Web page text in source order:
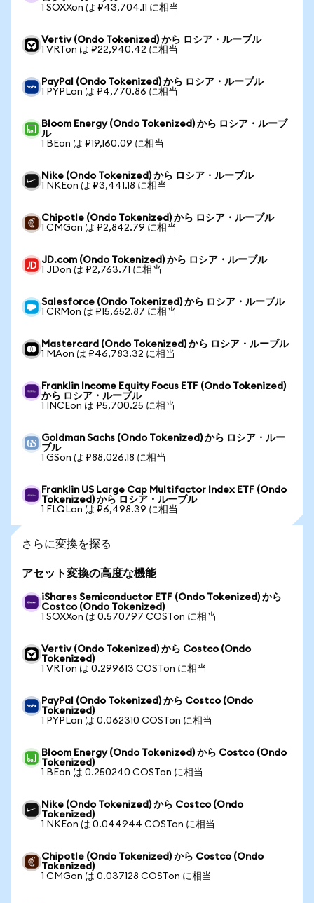
1 SOXXon は ₽43,704.11 に相当
Vertiv (Ondo Tokenized) から ロシア・ルーブル
1 VRTon は ₽22,940.42 に相当
PayPal (Ondo Tokenized) から ロシア・ルーブル
1 PYPLon は ₽4,770.86 に相当
Bloom Energy (Ondo Tokenized) から ロシア・ルーブ
ル
1 BEon は ₽19,160.09 に相当
Nike (Ondo Tokenized) から ロシア・ルーブル
1 NKEon は ₽3,441.18 に相当
Chipotle (Ondo Tokenized) から ロシア・ルーブル
1 CMGon は ₽2,842.79 に相当
JD.com (Ondo Tokenized) から ロシア・ルーブル
1 JDon は ₽2,763.71 に相当
Salesforce (Ondo Tokenized) から ロシア・ルーブル
1 CRMon は ₽15,652.87 に相当
Mastercard (Ondo Tokenized) から ロシア・ルーブル
1 MAon は ₽46,783.32 に相当
Franklin Income Equity Focus ETF (Ondo Tokenized)
から ロシア・ルーブル
1 INCEon は ₽5,700.25 に相当
Goldman Sachs (Ondo Tokenized) から ロシア・ルー
ブル
1 GSon は ₽88,026.18 に相当
Franklin US Large Cap Multifactor Index ETF (Ondo
Tokenized) から ロシア・ルーブル
1 FLQLon は ₽6,498.39 に相当
さらに変換を探る
アセット変換の高度な機能
iShares Semiconductor ETF (Ondo Tokenized) から
Costco (Ondo Tokenized)
1 SOXXon は 0.570797 COSTon に相当
Vertiv (Ondo Tokenized) から Costco (Ondo
Tokenized)
1 VRTon は 0.299613 COSTon に相当
PayPal (Ondo Tokenized) から Costco (Ondo
Tokenized)
1 PYPLon は 0.062310 COSTon に相当
Bloom Energy (Ondo Tokenized) から Costco (Ondo
Tokenized)
1 BEon は 0.250240 COSTon に相当
Nike (Ondo Tokenized) から Costco (Ondo
Tokenized)
1 NKEon は 0.044944 COSTon に相当
Chipotle (Ondo Tokenized) から Costco (Ondo
Tokenized)
1 CMGon は 0.037128 COSTon に相当